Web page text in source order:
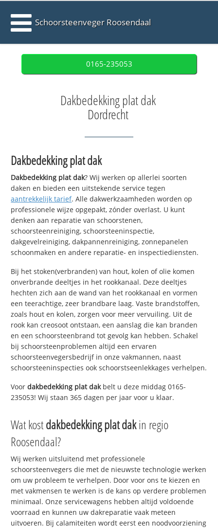
Schoorsteenveger Roosendaal
0165-235053
Dakbedekking plat dak
Dordrecht
Dakbedekking plat dak
Dakbedekking plat dak? Wij werken op allerlei soorten
daken en bieden een uitstekende service tegen
aantrekkelijk tarief. Alle dakwerkzaamheden worden op
professionele wijze opgepakt, zónder overlast. U kunt
denken aan reparatie van schoorstenen,
schoorsteenreiniging, schoorsteeninspectie,
dakgevelreiniging, dakpannenreiniging, zonnepanelen
schoonmaken en andere reparatie- en inspectiediensten.
Bij het stoken(verbranden) van hout, kolen of olie komen
onverbrande deeltjes in het rookkanaal. Deze deeltjes
hechten zich aan de wand van het rookkanaal en vormen
een teerachtige, zeer brandbare laag. Vaste brandstoffen,
zoals hout en kolen, zorgen voor meer vervuiling. Uit de
rook kan creosoot ontstaan, een aanslag die kan branden
en een schoorsteenbrand tot gevolg kan hebben. Schakel
bij schoorsteenproblemen altijd een ervaren
schoorsteenvegersbedrijf in onze vakmannen, naast
schoorsteeninspecties ook schoorstseenlekkages verhelpen.
Voordakbedekking plat dakbelt u deze middag 0165-
235053! Wij staan 365 dagen per jaar voor u klaar.
Wat kostdakbedekking plat dakin regio
Roosendaal?
Wij werken uitsluitend met professionele
schoorsteenvegers die met de nieuwste technologie werken
om uw probleem te verhelpen. Door voor ons te kiezen en
met vakmensen te werken is de kans op verdere problemen
minimaal. Onze servicewagens hebben altijd voldoende
voorraad en kunnen uw dakreparatie vaak meteen
uitvoeren. Bij calamiteiten wordt eerst een noodvoorziening